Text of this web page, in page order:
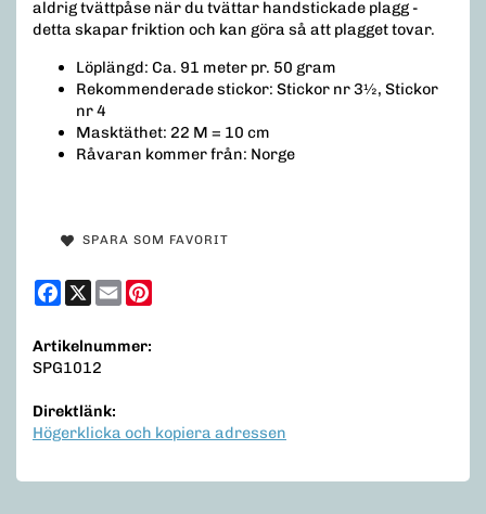
aldrig tvättpåse när du tvättar handstickade plagg -
detta skapar friktion och kan göra så att plagget tovar.
Löplängd: Ca. 91 meter pr. 50 gram
Rekommenderade stickor: Stickor nr 3½, Stickor
nr 4
Masktäthet: 22 M = 10 cm
Råvaran kommer från: Norge
SPARA SOM FAVORIT
Facebook
X Email
Artikelnummer:
SPG1012
Direktlänk:
Högerklicka och kopiera adressen